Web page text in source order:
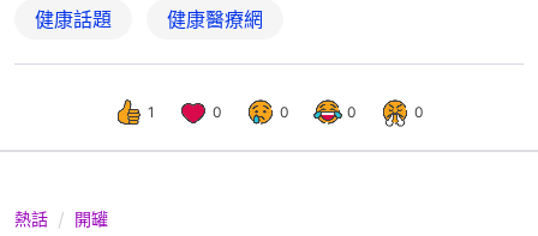
健康話題 健康醫療網
1 0 0 0 0
熱話 開罐